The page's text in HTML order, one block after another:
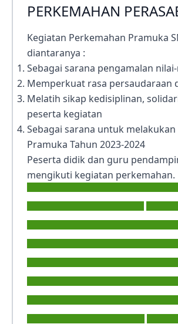
PERKEMAHAN
Kegiatan Perkemahan Pramuka
diantaranya :
Sebagai sarana pengamalan
Memperkuat rasa persaudaraan
Melatih sikap kedisiplinan,
peserta kegiatan
Sebagai sarana untuk
Pramuka Tahun 2023-2024
Peserta didik dan guru
mengikuti kegiatan perkemahan.